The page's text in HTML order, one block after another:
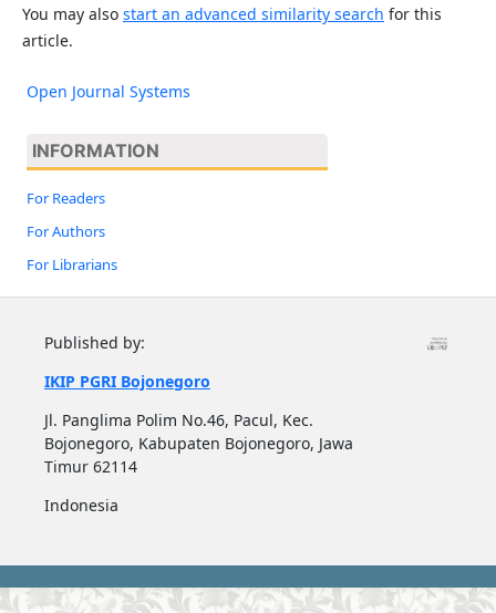
You may also start an advanced similarity search for this
article.
Open Journal Systems
INFORMATION
For Readers
For Authors
For Librarians
Published by:
IKIP PGRI Bojonegoro
Jl. Panglima Polim No.46, Pacul, Kec.
Bojonegoro, Kabupaten Bojonegoro, Jawa
Timur 62114
Indonesia